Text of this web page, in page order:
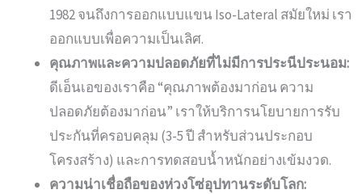
1982 จนถึงการออกแบบแขน Iso-Lateral สมัยใหม่ เรา
ออกแบบเพื่อความเป็นเลิศ.
คุณภาพและความปลอดภัยที่ไม่มีการประนีประนอม:
ดีเอ็นเอของเราคือ “คุณภาพต้องมาก่อน ความ
ปลอดภัยต้องมาก่อน” เราให้บริการนโยบายการรับ
ประกันที่ครอบคลุม (3-5 ปี สำหรับส่วนประกอบ
โครงสร้าง) และการทดสอบน้ำหนักอย่างเข้มงวด.
ความน่าเชื่อถือของห่วงโซ่อุปทานระดับโลก: